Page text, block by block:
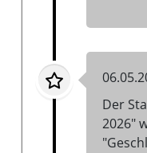
Der
2026"